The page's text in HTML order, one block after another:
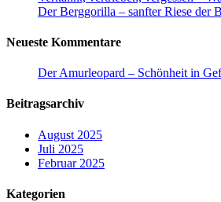
Der Berggorilla – sanfter Riese der
Neueste Kommentare
Der Amurleopard – Schönheit in
Beitragsarchiv
August 2025
Juli 2025
Februar 2025
Kategorien